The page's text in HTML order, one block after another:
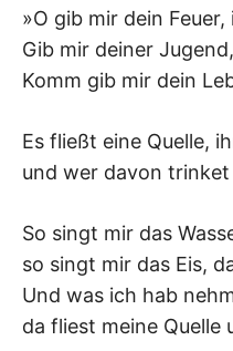
»O gib mir dein
Gib mir deiner
Komm gib mir dein
Es fließt eine Quelle,
und wer davon
So singt mir das
so singt mir das Eis,
Und was ich hab
da fliest meine Quelle